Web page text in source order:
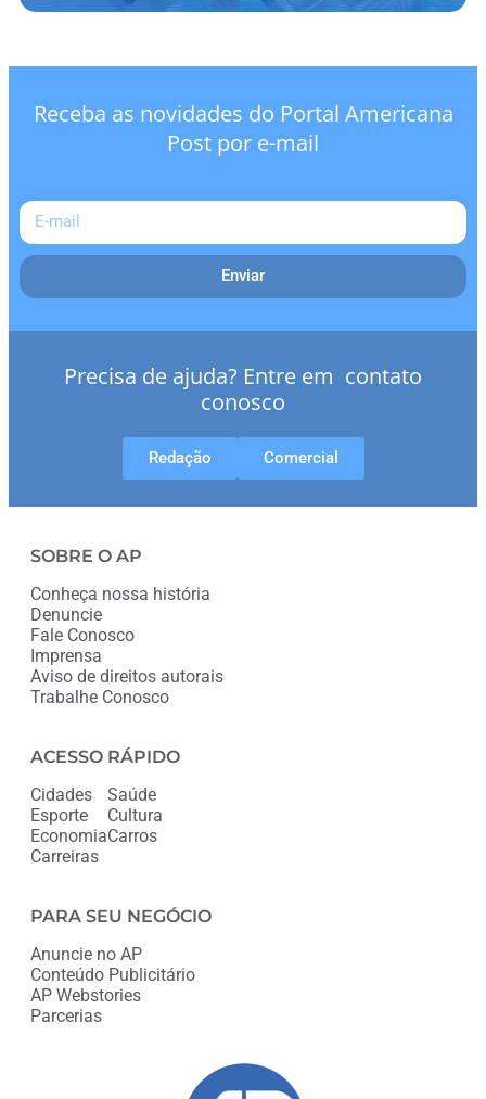
Receba as novidades do Portal Americana
Post por e-mail
Enviar
Precisa de ajuda? Entre em contato
conosco
Redação Comercial
SOBRE O AP
Conheça nossa história
Denuncie
Fale Conosco
Imprensa
Aviso de direitos autorais
Trabalhe Conosco
ACESSO RÁPIDO
Cidades
Esporte
Economia
Carreiras
Saúde
Cultura
Carros
PARA SEU NEGÓCIO
Anuncie no AP
Conteúdo Publicitário
AP Webstories
Parcerias